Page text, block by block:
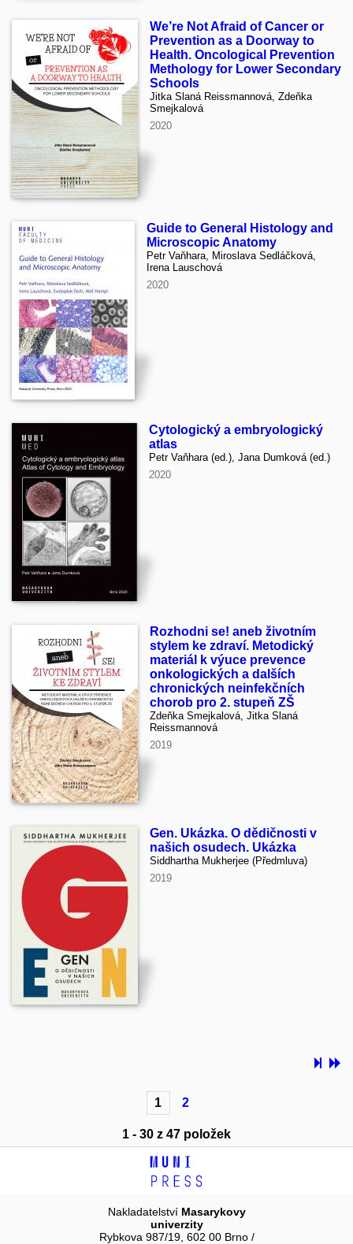
We’re Not Afraid of Cancer or
Prevention as a Doorway to
Health. Oncological Prevention
Methology for Lower Secondary
Schools
Jitka Slaná Reissmannová, Zdeňka
Smejkalová
2020
Guide to General Histology and
Microscopic Anatomy
Petr Vaňhara, Miroslava Sedláčková,
Irena Lauschová
2020
Cytologický a embryologický
atlas
Petr Vaňhara (ed.), Jana Dumková (ed.)
2020
Rozhodni se! aneb životním
stylem ke zdraví. Metodický
materiál k výuce prevence
onkologických a dalších
chronických neinfekčních
chorob pro 2. stupeň ZŠ
Zdeňka Smejkalová, Jitka Slaná
Reissmannová
2019
Gen. Ukázka. O dědičnosti v
našich osudech. Ukázka
Siddhartha Mukherjee (Předmluva)
2019
1 2
1 - 30 z 47 položek
Nakladatelství Masarykovy
univerzity
Rybkova 987/19, 602 00 Brno /